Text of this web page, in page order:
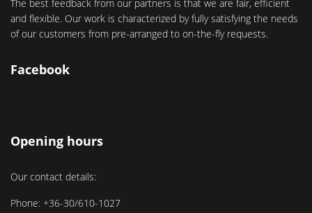
The best feedback from our partners is that we are fair, efficient
and flexible. Our work is characterized by fully satisfying the needs
of our customers from pre-arranged to on-the-fly requests.
Facebook
Opening hours
Our contact details:
Phone: +36-30/610-1027